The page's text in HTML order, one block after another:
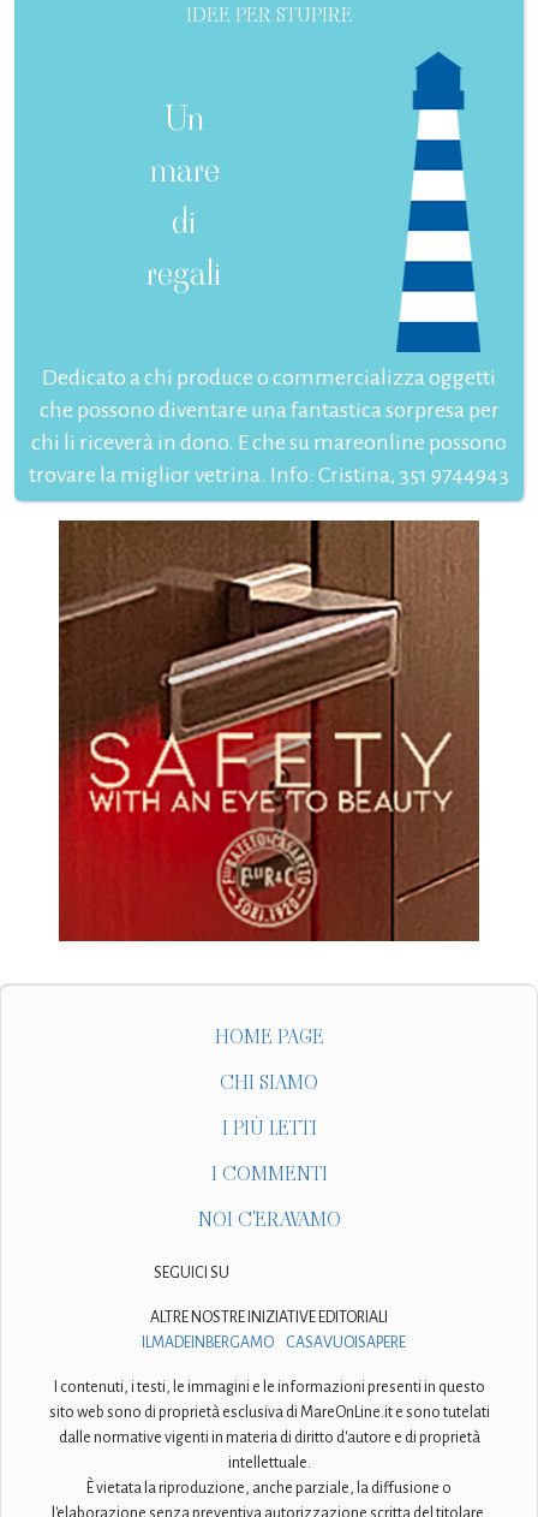
IDEE PER STUPIRE
Un
mare
di
regali
Dedicato a chi produce o commercializza oggetti
che possono diventare una fantastica sorpresa per
chi li riceverà in dono. E che su mareonline possono
trovare la miglior vetrina. Info: Cristina, 351 9744943
HOME PAGE
CHI SIAMO
I PIÙ LETTI
I COMMENTI
NOI C'ERAVAMO
SEGUICI SU
ALTRE NOSTRE INIZIATIVE EDITORIALI
ILMADEINBERGAMO
CASAVUOISAPERE
I contenuti, i testi, le immagini e le informazioni presenti in questo
sito web sono di proprietà esclusiva di MareOnLine.it e sono tutelati
dalle normative vigenti in materia di diritto d'autore e di proprietà
intellettuale.
È vietata la riproduzione, anche parziale, la diffusione o
l'elaborazione senza preventiva autorizzazione scritta del titolare.